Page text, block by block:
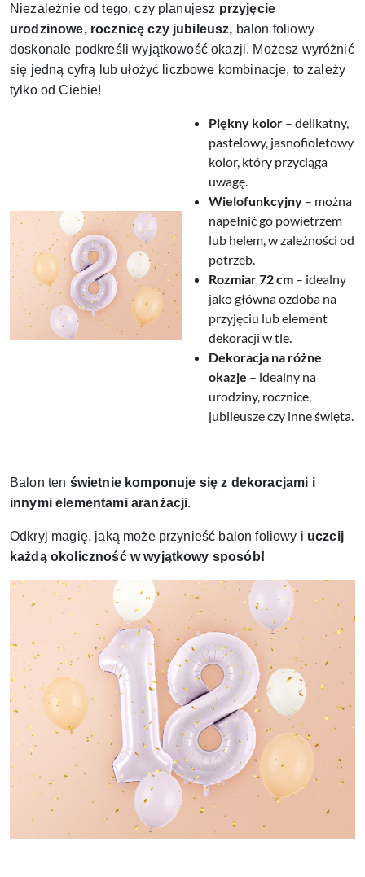
Niezależnie od tego, czy planujesz przyjęcie
urodzinowe, rocznicę czy jubileusz, balon foliowy
doskonale podkreśli wyjątkowość okazji. Możesz wyróżnić
się jedną cyfrą lub ułożyć liczbowe kombinacje, to zależy
tylko od Ciebie!
Piękny kolor – delikatny,
pastelowy, jasnofioletowy
kolor, który przyciąga
uwagę.
Wielofunkcyjny – można
napełnić go powietrzem
lub helem, w zależności od
potrzeb.
Rozmiar 72 cm – idealny
jako główna ozdoba na
przyjęciu lub element
dekoracji w tle.
Dekoracja na różne
okazje – idealny na
urodziny, rocznice,
jubileusze czy inne święta.
Balon ten świetnie komponuje się z dekoracjami i
innymi elementami aranżacji.
Odkryj magię, jaką może przynieść balon foliowy i uczcij
każdą okoliczność w wyjątkowy sposób!